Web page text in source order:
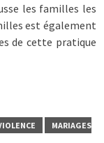
les familles les
est également
de cette pratique
MARIAGES